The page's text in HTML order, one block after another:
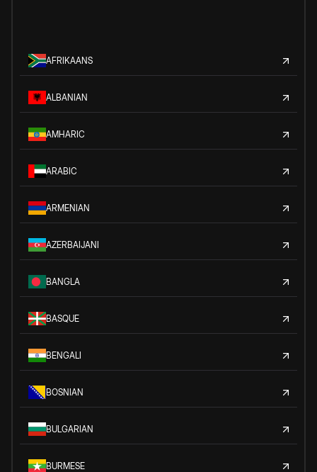
AFRIKAANS
ALBANIAN
AMHARIC
ARABIC
ARMENIAN
AZERBAIJANI
BANGLA
BASQUE
BENGALI
BOSNIAN
BULGARIAN
BURMESE